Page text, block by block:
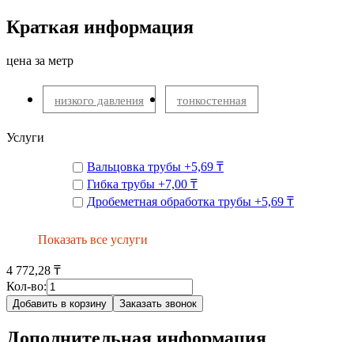
Краткая информация
цена за метр
низкого давления тонкостенная
Услуги
Вальцовка трубы +5,69 ₸
Гибка трубы +7,00 ₸
Дробеметная обработка трубы +5,69 ₸
Показать все услуги
4 772,28 ₸
Кол-во:
Добавить в корзину Заказать звонок
Дополнительная информация